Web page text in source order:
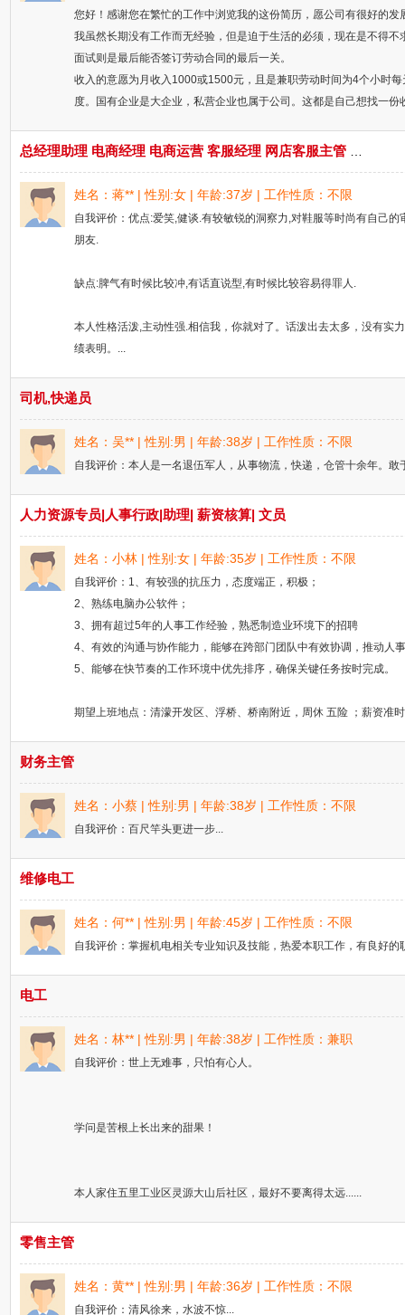
您好！感谢您在繁忙的工作中浏览我的这份简历，愿公司有很好的发
我虽然长期没有工作而无经验，但是迫于生活的必须，现在是不得
面试则是最后能否签订劳动合同的最后一关。
收入的意愿为月收入1000或1500元，且是兼职劳动时间为4个小时
度。国有企业是大企业，私营企业也属于公司。这都是自己想找一
姓名：蒋** | 性别:女 | 年龄:37岁 | 工作性质：不限
自我评价：优点:爱笑,健谈.有较敏锐的洞察力,对鞋服等时尚有自己
朋友.
缺点:脾气有时候比较冲,有话直说型,有时候比较容易得罪人.
本人性格活泼,主动性强.相信我，你就对了。话泼出去太多，没有实
绩表明。...
司机,快递员
姓名：吴** | 性别:男 | 年龄:38岁 | 工作性质：不限
自我评价：本人是一名退伍军人，从事物流，快递，仓管十余年。
人力资源专员|人事行政|助理| 薪资核算| 文员
姓名：小林 | 性别:女 | 年龄:35岁 | 工作性质：不限
自我评价：1、有较强的抗压力，态度端正，积极；
2、熟练电脑办公软件；
3、拥有超过5年的人事工作经验，熟悉制造业环境下的招聘
4、有效的沟通与协作能力，能够在跨部门团队中有效协调，推动人
5、能够在快节奏的工作环境中优先排序，确保关键任务按时完成。
期望上班地点：清濛开发区、浮桥、桥南附近，周休 五险 ；薪资准
财务主管
姓名：小蔡 | 性别:男 | 年龄:38岁 | 工作性质：不限
自我评价：百尺竿头更进一步...
维修电工
姓名：何** | 性别:男 | 年龄:45岁 | 工作性质：不限
自我评价：掌握机电相关专业知识及技能，热爱本职工作，有良好
电工
姓名：林** | 性别:男 | 年龄:38岁 | 工作性质：兼职
自我评价：世上无难事，只怕有心人。
学问是苦根上长出来的甜果！
本人家住五里工业区灵源大山后社区，最好不要离得太远......
零售主管
姓名：黄** | 性别:男 | 年龄:36岁 | 工作性质：不限
自我评价：清风徐来，水波不惊...